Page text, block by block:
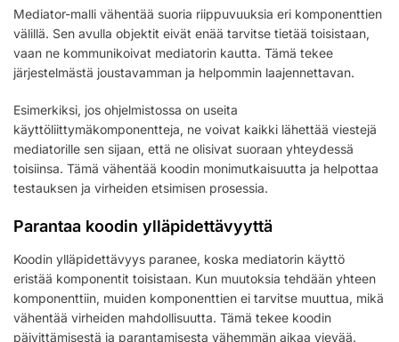
Mediator-malli vähentää suoria riippuvuuksia eri komponenttien
välillä. Sen avulla objektit eivät enää tarvitse tietää toisistaan,
vaan ne kommunikoivat mediatorin kautta. Tämä tekee
järjestelmästä joustavamman ja helpommin laajennettavan.
Esimerkiksi, jos ohjelmistossa on useita
käyttöliittymäkomponentteja, ne voivat kaikki lähettää viestejä
mediatorille sen sijaan, että ne olisivat suoraan yhteydessä
toisiinsa. Tämä vähentää koodin monimutkaisuutta ja helpottaa
testauksen ja virheiden etsimisen prosessia.
Parantaa koodin ylläpidettävyyttä
Koodin ylläpidettävyys paranee, koska mediatorin käyttö
eristää komponentit toisistaan. Kun muutoksia tehdään yhteen
komponenttiin, muiden komponenttien ei tarvitse muuttua, mikä
vähentää virheiden mahdollisuutta. Tämä tekee koodin
päivittämisestä ja parantamisesta vähemmän aikaa vievää.